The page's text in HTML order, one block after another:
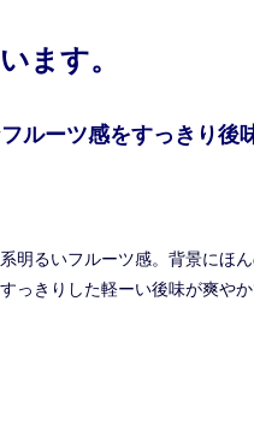
ます。
ルーツ感をすっきり後
明るいフルーツ感。背景にほ
きりした軽ーい後味が爽や